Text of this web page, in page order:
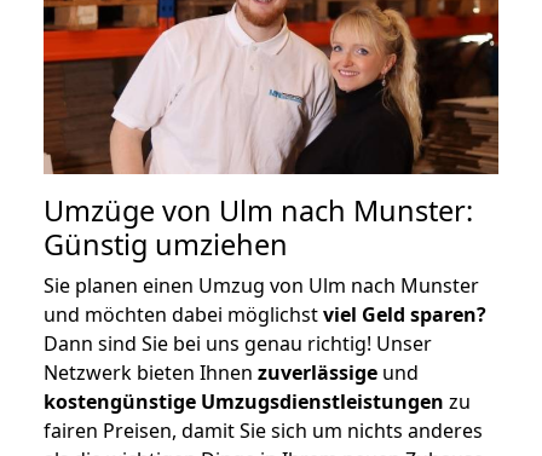
Umzüge von Ulm nach Munster:
Günstig umziehen
Sie planen einen Umzug von Ulm nach Munster
und möchten dabei möglichstviel Geld sparen?
Dann sind Sie bei uns genau richtig! Unser
Netzwerk bieten Ihnen zuverlässige und
kostengünstige Umzugsdienstleistungen zu
fairen Preisen, damit Sie sich um nichts anderes